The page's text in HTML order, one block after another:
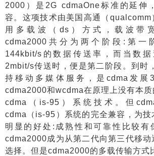
2000 ）是 2G cdmaOne标准的延伸
容。这项技术由美国高通（ qualcomm
用多载波（ ds ）方式，载波带
cdma2000 共分为两个阶段 : 第一
144kbit/s 的数据传送率，而当数
2mbit/s传送时，便是第二阶段。到时
持移动多媒体服务，是cdma 发展
cdma2000和wcdma在原理上没有本
cdma （ is-95 ）系统技术。但
cdma （ is-95 ）系统的完全兼容，为
明显的好处 : 成熟性和可靠性比较有
cdma2000成为从第二代向第三代移
选择。但是cdma2000的多载传输方式